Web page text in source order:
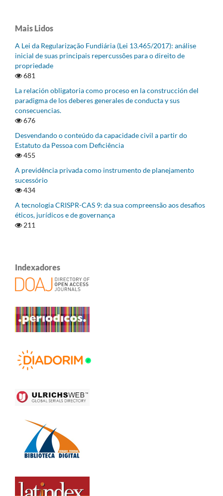
Mais Lidos
A Lei da Regularização Fundiária (Lei 13.465/2017): análise
inicial de suas principais repercussões para o direito de
propriedade
681
La relación obligatoria como proceso en la construcción del
paradigma de los deberes generales de conducta y sus
consecuencias.
676
Desvendando o conteúdo da capacidade civil a partir do
Estatuto da Pessoa com Deficiência
455
A previdência privada como instrumento de planejamento
sucessório
434
A tecnologia CRISPR-CAS 9: da sua compreensão aos desafios
éticos, jurídicos e de governança
211
Indexadores